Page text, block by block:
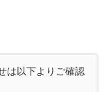
は以下よりご確認